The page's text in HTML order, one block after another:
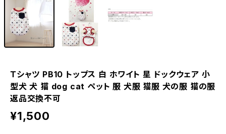
Ｔシャツ PB10 トップス 白 ホワイト 星 ドックウェア 小
型犬 犬 猫 dog cat ペット 服 犬服 猫服 犬の服 猫の服
返品交換不可
¥1,500